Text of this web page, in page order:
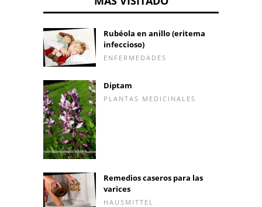
Rubéola en anillo (eritema
infeccioso)
ENFERMEDADES
Diptam
PLANTAS MEDICINALES
Remedios caseros para las
varices
HAUSMITTEL